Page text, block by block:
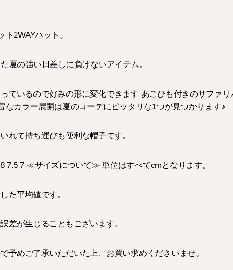
2WAYハット。
夏の強い日差しに負けないアイテム。
ているので好みの形に変化できます あごひも付きのサファリ
なカラー展開は夏のコーデにピッタリな1つが見つかります♪
れて持ち運びも便利な帽子です。
7.5 7 ≪サイズについて≫ 単位はすべてcmとなります。
た平均値です。
差が生じることもございます。
予めご了承いただいた上、お買い求めくださいませ。